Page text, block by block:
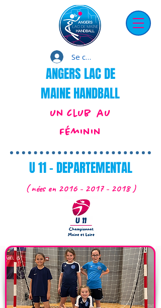
Se connecter
ANGERS LAC DE
MAINE HANDBALL
un club au
Féminin
U 11 - DEPARTEMENTAL
( nées en 2016 - 2017 - 2018)